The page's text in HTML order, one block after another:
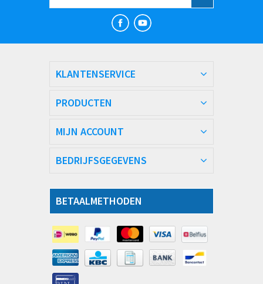
KLANTENSERVICE
PRODUCTEN
MIJN ACCOUNT
BEDRIJFSGEGEVENS
BETAALMETHODEN